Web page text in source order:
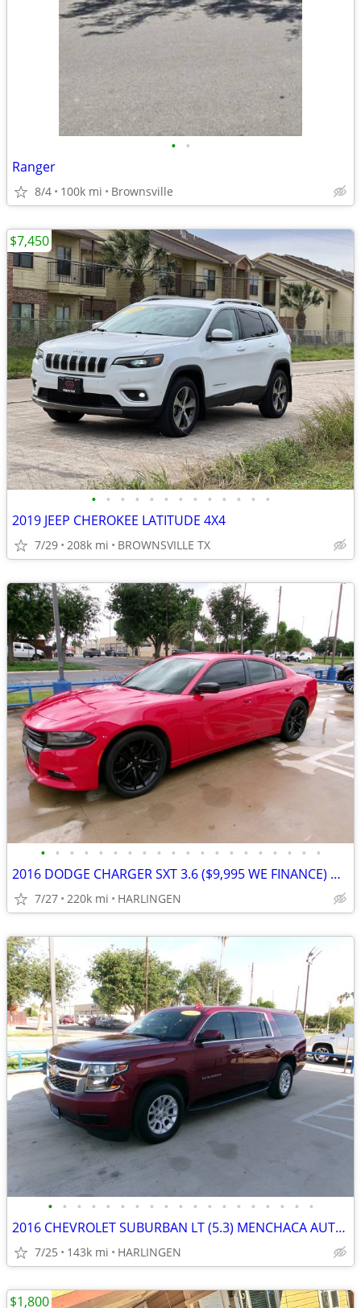
• •
Ranger
8/4 100k mi Brownsville
• • • • • • • • • • • • •
2019 JEEP CHEROKEE LATITUDE 4X4
7/29 208k mi BROWNSVILLE TX
$7,450
• • • • • • • • • • • • • • • • • • • •
2016 DODGE CHARGER SXT 3.6 ($9,995 WE FINANCE) MENCHACA AUTO SALES
7/27 220k mi HARLINGEN
• • • • • • • • • • • • • • • • • • •
2016 CHEVROLET SUBURBAN LT (5.3) MENCHACA AUTO SALES
7/25 143k mi HARLINGEN
$1,800